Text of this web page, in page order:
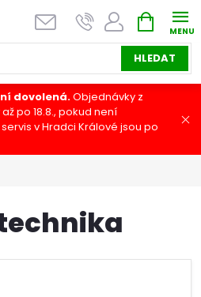
HLEDAT
NÁKUPNÍ
KOŠÍK
dovolená.Objednávky z
po 18.8., pokud není
v Hradci Králové jsou po